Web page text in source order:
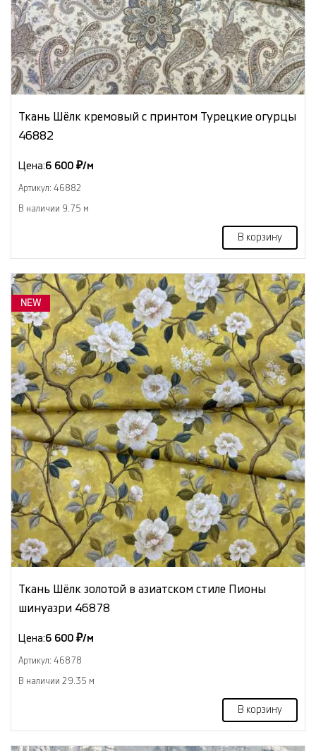
Ткань Шёлк кремовый с принтом Турецкие огурцы
46882
Цена:6 600 ₽/м
Артикул: 46882
В наличии 9.75 м
В корзину
NEW
Ткань Шёлк золотой в азиатском стиле Пионы
шинуазри 46878
Цена:6 600 ₽/м
Артикул: 46878
В наличии 29.35 м
В корзину